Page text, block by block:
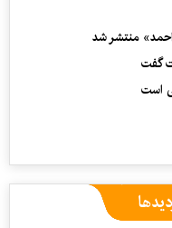
منتشر شد
گفت
است